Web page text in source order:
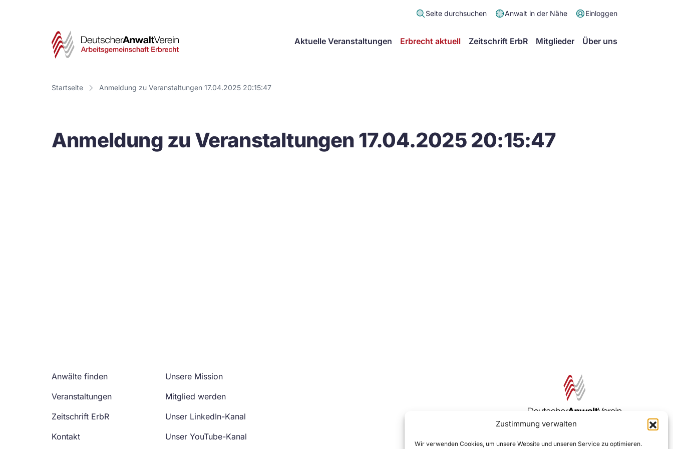
Zustimmung verwalten
Wir verwenden Cookies, um unsere Website und unseren Service zu optimieren.
Seite durchsuchen Anwalt in der Nähe Einloggen
Deutscher
Verein
Arbeitsgemeinschaft
Aktuelle Veranstaltungen Erbrecht aktuell Zeitschrift ErbR Mitglieder Über uns
Startseite Anmeldung zu Veranstaltungen 17.04.2025 20:15:47
Anmeldung zu Veranstaltungen 17.04.2025 20:15:47
Anwälte finden
Veranstaltungen
Zeitschrift ErbR
Kontakt
Unsere Mission
Mitglied werden
Unser LinkedIn-Kanal
Unser YouTube-Kanal
Zur DAV Webseite